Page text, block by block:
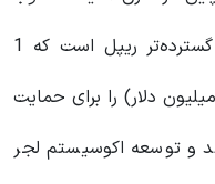
میشود. این ابتکار بخشی از تعهد گسترده‌تر ریپل است که 1
میلیارد XRP (به ارزش تقریبی 490 میلیون دلار) را برای حمایت
و توسعه اکوسیستم لجر